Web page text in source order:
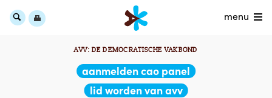
aanmelden cao panel
lid worden van avv
menu
AVV: DE DEMOCRATISCHE VAKBOND